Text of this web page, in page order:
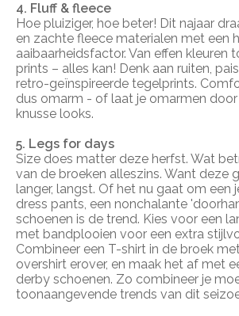
4. Fluff & fleece
Hoe pluiziger, hoe beter! Dit najaar
en zachte fleece materialen met een
aaibaarheidsfactor. Van effen kleuren
prints – alles kan! Denk aan ruiten,
retro-geïnspireerde tegelprints.
dus omarm - of laat je omarmen
knusse looks.
5. Legs for days
Size does matter deze herfst. Wat
van de broeken alleszins. Want deze
langer, langst. Of het nu gaat om een
dress pants, een nonchalante
schoenen is de trend. Kies voor een
met bandplooien voor een extra
Combineer een T-shirt in de broek
overshirt erover, en maak het af met
derby schoenen. Zo combineer je
toonaangevende trends van dit